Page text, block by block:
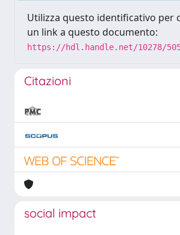
Utilizza questo identificativo per
un link a questo documento:
https://hdl.handle.net/10278/
Citazioni
social impact